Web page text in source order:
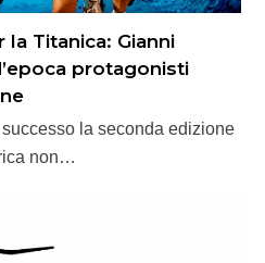
la Titanica: Gianni
protagonisti
la seconda edizione
non…